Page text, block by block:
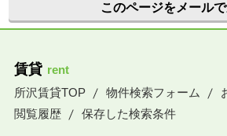
このページをメール
賃貸 rent
所沢賃貸TOP
物件検索フォーム
閲覧履歴
保存した検索条件